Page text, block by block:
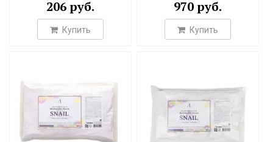
1
2
1
206 руб.
Купить
970 руб.
Купить